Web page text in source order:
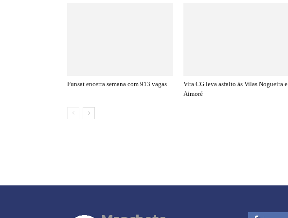
Funsat encerra semana com 913 vagas
Vira CG leva asfalto às Vilas Nogueira e
Aimoré